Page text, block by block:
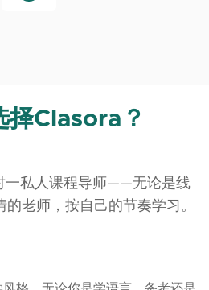
择Clasora？
一私人课程导师——无论是线
老师，按自己的节奏学习。